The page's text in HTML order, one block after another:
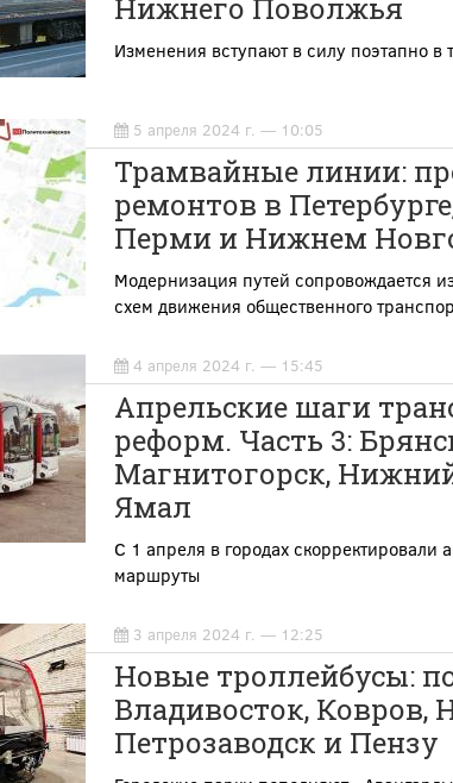
Нижнего Поволжья
Изменения вступают в силу поэтапно в
5 апреля 2024 г. — 10:05
Трамвайные линии:
ремонтов в
Перми и Нижнем
Модернизация путей сопровождается
схем движения общественного
4 апреля 2024 г. — 15:45
Апрельские шаги
реформ. Часть 3:
Магнитогорск,
Ямал
С 1 апреля в городах скорректировали
маршруты
3 апреля 2024 г. — 12:25
Новые троллейбусы:
Владивосток, Ковров,
Петрозаводск и Пензу